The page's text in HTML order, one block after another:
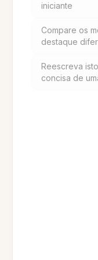
iniciante
Compare os
destaque
Reescreva
concisa de